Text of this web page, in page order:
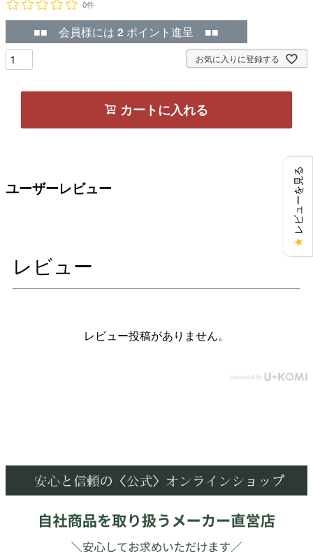
0件
■■ 会員様には 2 ポイント進呈 ■■
お気に入りに登録する
カートに入れる
ユーザーレビュー
レビュー
レビュー投稿がありません。
★
レビューを見る